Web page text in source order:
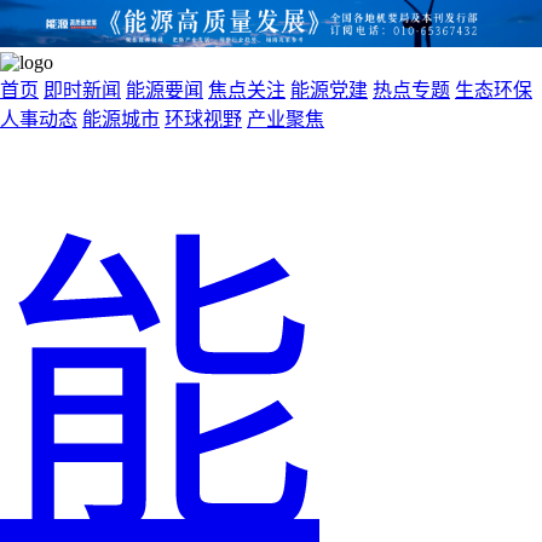
首页 即时新闻 能源要闻 焦点关注 能源党建 热点专题 生态环保
人事动态 能源城市 环球视野 产业聚焦
能